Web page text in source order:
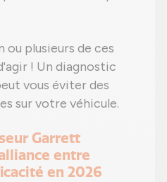
ou plusieurs de ces
! Un diagnostic
vous éviter des
sur votre véhicule.
Garrett
entre
en 2026